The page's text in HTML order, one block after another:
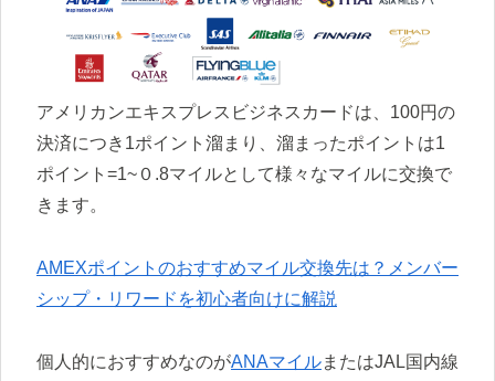
アメリカンエキスプレスビジネスカードは、100円の
決済につき1ポイント溜まり、溜まったポイントは1
ポイント=1~０.8マイルとして様々なマイルに交換で
きます。
AMEXポイントのおすすめマイル交換先は？メンバー
シップ・リワードを初心者向けに解説
個人的におすすめなのがANAマイルまたはJAL国内線